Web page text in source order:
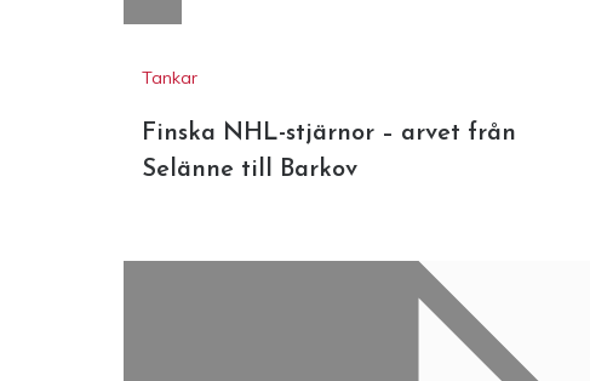
Tankar
Finska NHL-stjärnor – arvet från
Selänne till Barkov